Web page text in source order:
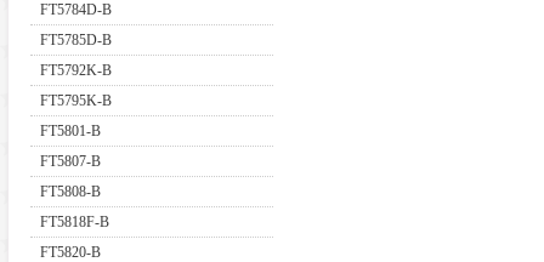
FT5784D-B
FT5785D-B
FT5792K-B
FT5795K-B
FT5801-B
FT5807-B
FT5808-B
FT5818F-B
FT5820-B